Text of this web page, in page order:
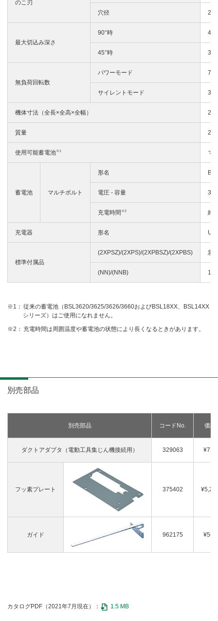
のこ刃
穴径
最大切込み深さ
90°時
45°時
無負荷回転数
パワーモード
サイレントモード
機体寸法（全長×全高×全幅）
質量
使用可能蓄電池※1 マ
蓄電池 マルチボルト
形名
電圧 - 容量
充電時間 ※2 約
充電器 形名
標準付属品
(2XPSZ)/(2XPS)/(2XPBSZ)/(2XPBS) 急
(NN)/(NNB)
従来の蓄電池（BSL3620/3625/3626/3660およびBSL18XX、BSL14XX
シリーズ）はご使用になれません。
充電時間は周囲温度や蓄電池の状態により長くなるときがあります。
別売部品
別売部品 コードNo. 価格
ダクトアダプタ（電動工具集じん機接続用） 329063 ¥730
フッ素プレート 375402
ガイド 962175 ¥560
カタログPDF（2021年7月現在）： 1.5 MB